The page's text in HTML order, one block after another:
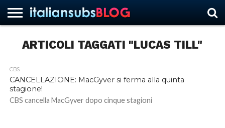
ARTICOLI TAGGATI "LUCAS TILL"
CBS
CANCELLAZIONE: MacGyver si ferma alla quinta
stagione!
CBS cancella MacGyver dopo cinque stagioni